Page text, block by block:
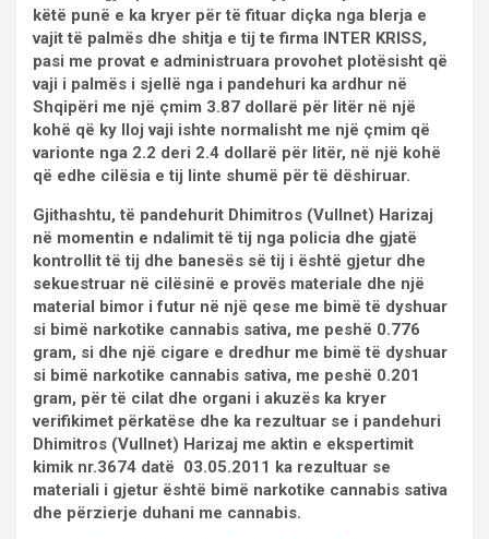
këtë punë e ka kryer për të fituar diçka nga blerja e
vajit të palmës dhe shitja e tij te firma INTER KRISS,
pasi me provat e administruara provohet plotësisht që
vaji i palmës i sjellë nga i pandehuri ka ardhur në
Shqipëri me një çmim 3.87 dollarë për litër në një
kohë që ky lloj vaji ishte normalisht me një çmim që
varionte nga 2.2 deri 2.4 dollarë për litër, në një kohë
që edhe cilësia e tij linte shumë për të dëshiruar.
Gjithashtu, të pandehurit Dhimitros (Vullnet) Harizaj
në momentin e ndalimit të tij nga policia dhe gjatë
kontrollit të tij dhe banesës së tij i është gjetur dhe
sekuestruar në cilësinë e provës materiale dhe një
material bimor i futur në një qese me bimë të dyshuar
si bimë narkotike cannabis sativa, me peshë 0.776
gram, si dhe një cigare e dredhur me bimë të dyshuar
si bimë narkotike cannabis sativa, me peshë 0.201
gram, për të cilat dhe organi i akuzës ka kryer
verifikimet përkatëse dhe ka rezultuar se i pandehuri
Dhimitros (Vullnet) Harizaj me aktin e ekspertimit
kimik nr.3674 datë 03.05.2011 ka rezultuar se
materiali i gjetur është bimë narkotike cannabis sativa
dhe përzierje duhani me cannabis.